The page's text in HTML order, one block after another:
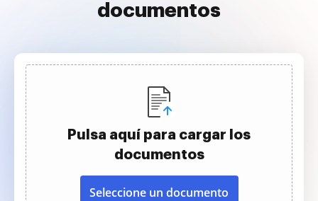
documentos
Pulsa aquí para cargar los
documentos
Seleccione un documento